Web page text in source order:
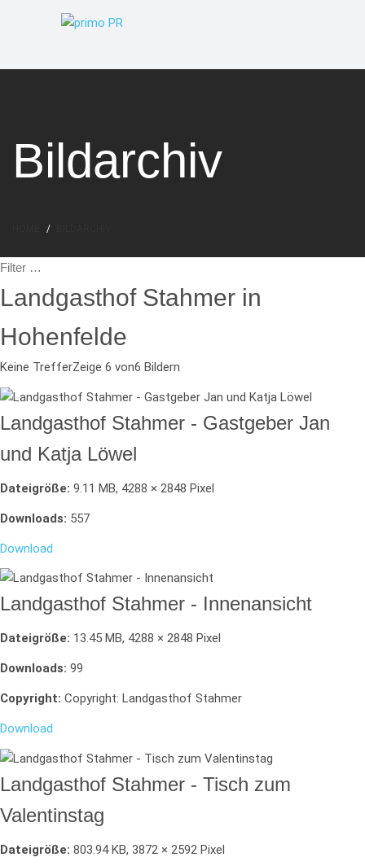
Bildarchiv
Landgasthof Stahmer in
Hohenfelde
Keine TrefferZeige 6 von6 Bildern
Landgasthof Stahmer - Gastgeber Jan
und Katja Löwel
Dateigröße: 9.11 MB, 4288 × 2848 Pixel
Downloads: 557
Download
Landgasthof Stahmer - Innenansicht
Dateigröße: 13.45 MB, 4288 × 2848 Pixel
Downloads: 99
Copyright: Copyright: Landgasthof Stahmer
Download
Landgasthof Stahmer - Tisch zum
Valentinstag
Dateigröße: 803.94 KB, 3872 × 2592 Pixel